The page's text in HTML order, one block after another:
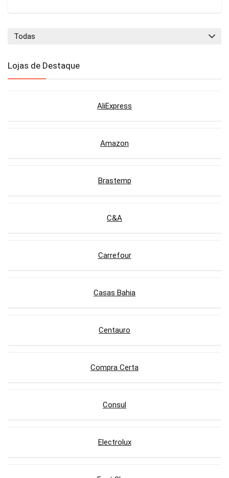
Todas
Lojas de Destaque
AliExpress
Amazon
Brastemp
C&A
Carrefour
Casas Bahia
Centauro
Compra Certa
Consul
Electrolux